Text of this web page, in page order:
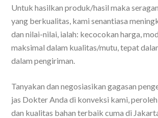
Untuk hasilkan produk/hasil maka
yang berkualitas, kami senantiasa
dan nilai-nilai, ialah: kecocokan harga,
maksimal dalam kualitas/mutu, tepat
dalam pengiriman.
Tanyakan dan negosiasikan gagasan
jas Dokter Anda di konveksi kami,
dan kualitas bahan terbaik cuma di